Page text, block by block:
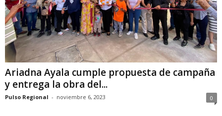
Ariadna Ayala cumple propuesta de campaña
y entrega la obra del...
Pulso Regional - noviembre 6, 2023 0